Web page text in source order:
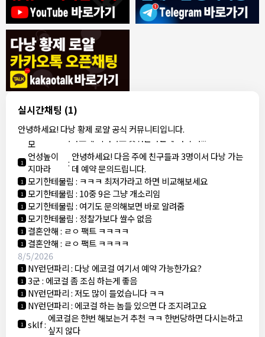
실시간채팅 (1)
안녕하세요! 다낭 황제 로얄 공식 커뮤니티입니다.
7/30/2026
1 ROY:에코걸은 파면 팔수록 괴담만..
1 ROY:제 지인이 예약 후
1 ROY:갑자기 연락이 끊겨 당황했다네요
1 동동이:오늘 무슨 날인가요
1 동동이:군인들이 뭐 하는데 다낭에서
1 1000억 대표:축제 하던디요
8/4/2026
1 빨갱이관타나모
1
빨갱이
관타나
모
:아까 오픈채팅에서 로컬 브로커라는 애가 카톡 왔는데
가라오케 최저가로 맞춰준다는데 여기 가...
1
언성높이
지마라
: 안녕하세요! 다음 주에 친구들과 3명이서 다낭 가는
데 예약 문의드립니다.
1 모기한테물림 : ㅋㅋㅋ 최저가라고 하면 비교해보세요
1 모기한테물림 : 10중 9은 그냥 개소리임
1 모기한테물림 : 여기도 문의해보면 바로 알려줌
1 모기한테물림 : 정찰가보다 쌀수 없음
1 결혼안해: ㄹㅇ 팩트 ㅋㅋㅋㅋ
1 결혼안해: ㄹㅇ 팩트 ㅋㅋㅋㅋ
8/5/2026
1 NY런던파리: 다낭 에코걸 여기서 예약 가능한가요?
1 3군: 에코걸 좀 조심 하는게 좋음
1 NY런던파리:저도 많이 들었습니다 ㅋㅋ
1 NY런던파리: 에코걸 하는 놈들 있으면 다 조지려고요
1 sklf: 에코걸은 한번 해보는거 추천 ㅋㅋ 한번당하면 다시는하고
싶지 않다